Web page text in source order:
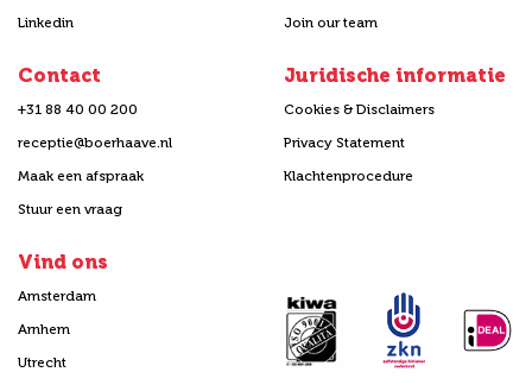
Linkedin
Join our team
Contact
+31 88 40 00 200
receptie@boerhaave.nl
Maak een afspraak
Stuur een vraag
Juridische informatie
Cookies & Disclaimers
Privacy Statement
Klachtenprocedure
Vind ons
Amsterdam
Arnhem
Utrecht